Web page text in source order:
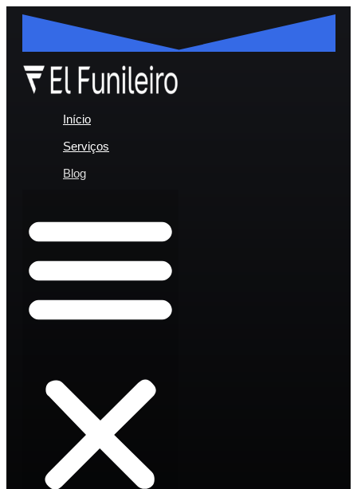
Início
Serviços
Blog